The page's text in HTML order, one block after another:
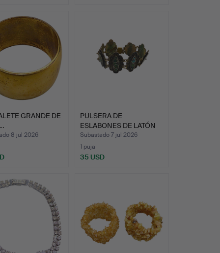
GRANDE DE
8 jul 2026
PULSERA DE
ESLABONES DE LATÓN
CON INCRUSTA…
Subastado 7 jul 2026
1 puja
35 USD